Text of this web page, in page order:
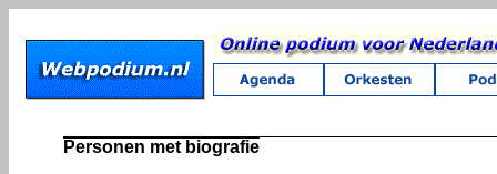
Personen met biografie